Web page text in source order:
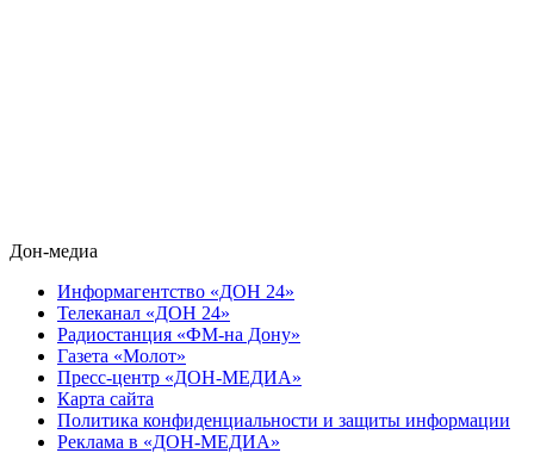
Дон-медиа
Информагентство «ДОН 24»
Телеканал «ДОН 24»
Радиостанция «ФМ-на Дону»
Газета «Молот»
Пресс-центр «ДОН-МЕДИА»
Карта сайта
Политика конфиденциальности и защиты информации
Реклама в «ДОН-МЕДИА»